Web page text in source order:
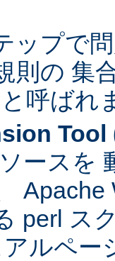
ップで
則の 集
呼ばれ
Tool
ソースを
perl ス
アルペー